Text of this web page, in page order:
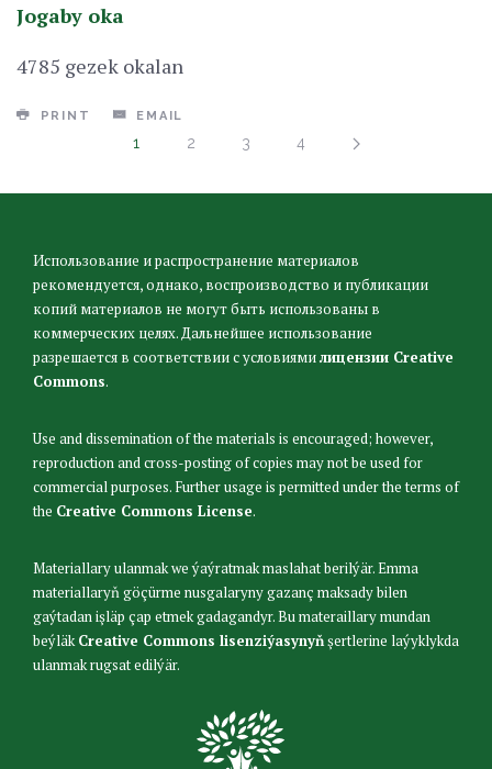
Jogaby oka
4785 gezek okalan
PRINT EMAIL
1 2 3 4
Использование и распространение материалов
рекомендуется, однако, воспроизводство и публикации
копий материалов не могут быть использованы в
коммерческих целях. Дальнейшее использование
разрешается в соответствии с условиямилицензии Creative
Commons.
Use and dissemination of the materials is encouraged; however,
reproduction and cross-posting of copies may not be used for
commercial purposes. Further usage is permitted under the terms of
the Creative Commons License.
Materiallary ulanmak we ýaýratmak maslahat berilýär. Emma
materiallaryň göçürme nusgalaryny gazanç maksady bilen
gaýtadan işläp çap etmek gadagandyr. Bu materaillary mundan
beýläkCreative Commons lisenziýasynyňşertlerine laýyklykda
ulanmak rugsat edilýär.